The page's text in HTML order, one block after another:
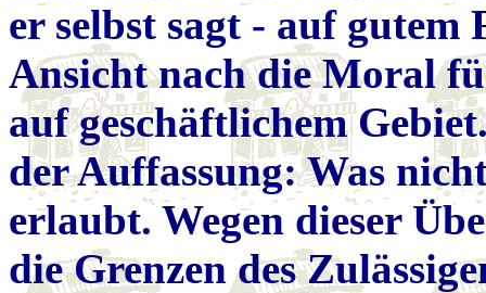
er selbst sagt - auf gutem
Ansicht nach die Moral
auf geschäftlichem
der Auffassung: Was
erlaubt. Wegen dieser
die Grenzen des